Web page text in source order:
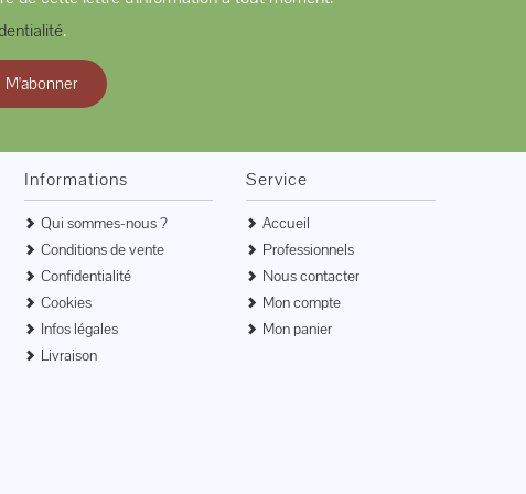
.
M'abonner
Informations
Qui sommes-nous ?
Conditions de vente
Confidentialité
Cookies
Infos légales
Livraison
Service
Accueil
Professionnels
Nous contacter
Mon compte
Mon panier